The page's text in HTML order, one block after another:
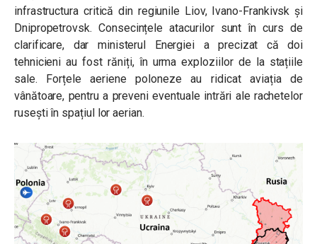
infrastructura critică din regiunile Liov, Ivano-Frankivsk și
Dnipropetrovsk. Consecințele atacurilor sunt în curs de
clarificare, dar ministerul Energiei a precizat că doi
tehnicieni au fost răniți, în urma exploziilor de la stațiile
sale. Forțele aeriene poloneze au ridicat aviația de
vânătoare, pentru a preveni eventuale intrări ale rachetelor
rusești în spațiul lor aerian.